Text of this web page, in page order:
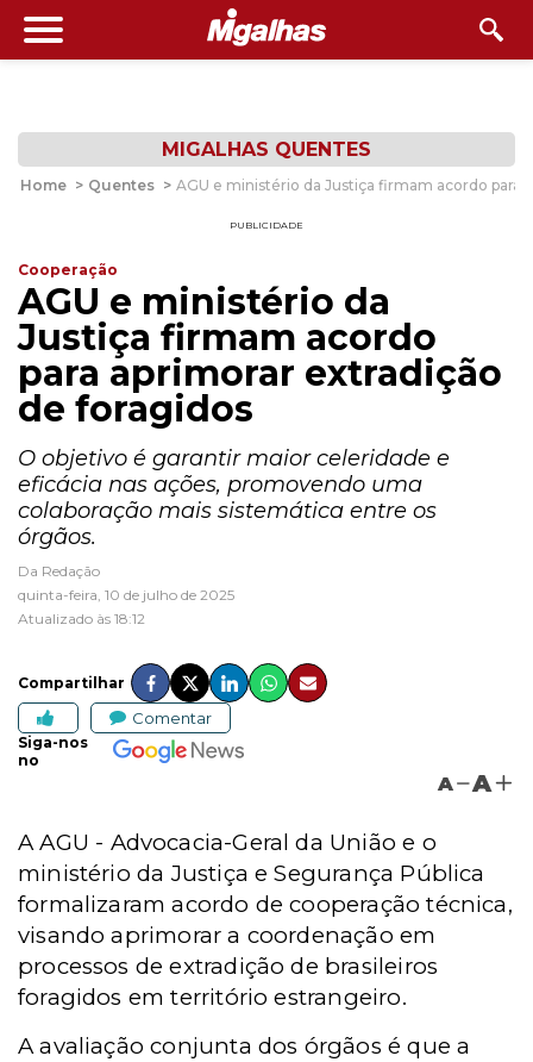
MIGALHAS QUENTES
Home > Quentes > AGU e ministério da Justiça firmam acordo para
PUBLICIDADE
Cooperação
AGU e ministério da
Justiça firmam acordo
para aprimorar extradição
de foragidos
O objetivo é garantir maior celeridade e
eficácia nas ações, promovendo uma
colaboração mais sistemática entre os
órgãos.
Da Redação
quinta-feira, 10 de julho de 2025
Atualizado às 18:12
Compartilhar
Comentar
Siga-nos
no
A A
AAGU - Advocacia-Geral da União e o
ministério da Justiça e Segurança Pública
formalizaram acordo de cooperação técnica,
visando aprimorar a coordenação em
processos de extradição de brasileiros
foragidos em território estrangeiro.
A avaliação conjunta dos órgãos é que a